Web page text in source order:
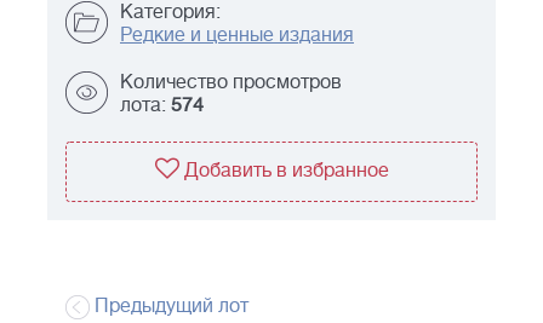
Категория:
Редкие и ценные издания
Количество просмотров
лота: 574
Добавить в избранное
Предыдущий лот